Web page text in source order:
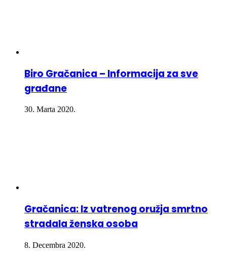
Biro Gračanica – Informacija za sve
građane
30. Marta 2020.
Gračanica: Iz vatrenog oružja smrtno
stradala ženska osoba
8. Decembra 2020.